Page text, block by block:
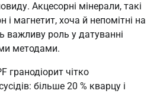
Акцесорні мінерали, такі
і магнетит, хоча й непомітні на
важливу роль у датуванні
методами.
гранодіорит чітко
більше 20 % кварцу і